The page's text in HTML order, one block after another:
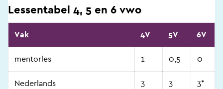
Lessentabel 4, 5 en 6 vwo
Vak 4V 5V 6V
mentorles 1 0,5 0
Nederlands 3 3 3*